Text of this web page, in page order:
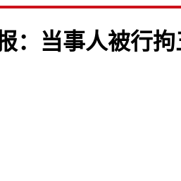
：当事人被行拘